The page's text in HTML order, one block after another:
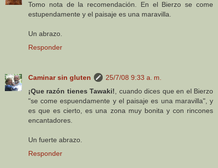
Tomo nota de la recomendación. En el Bierzo se come
estupendamente y el paisaje es una maravilla.
Un abrazo.
Responder
Caminar sin gluten
25/7/08 9:33 a. m.
¡Que razón tienes Tawaki! , cuando dices que en el Bierzo
"se come espuendamente y el paisaje es una maravilla", y
es que es cierto, es una zona muy bonita y con rincones
encantadores.
Un fuerte abrazo.
Responder